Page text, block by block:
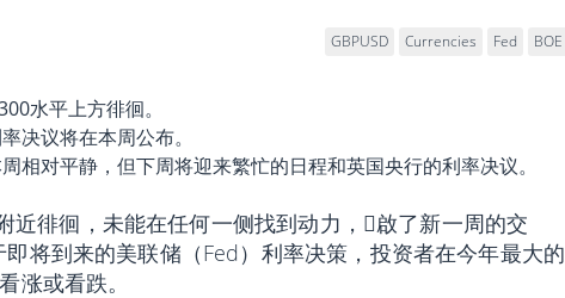
GBPUSD Currencies Fed BOE
水平上方徘徊。
决议将在本周公布。
相对平静，但下周将迎来繁忙的日程和英国央行的利率决议。
徘徊，未能在任何一侧找到动力，𫔭啟了新一周的交
将到来的美联储（Fed）利率决策，投资者在今年最大的
涨或看跌。